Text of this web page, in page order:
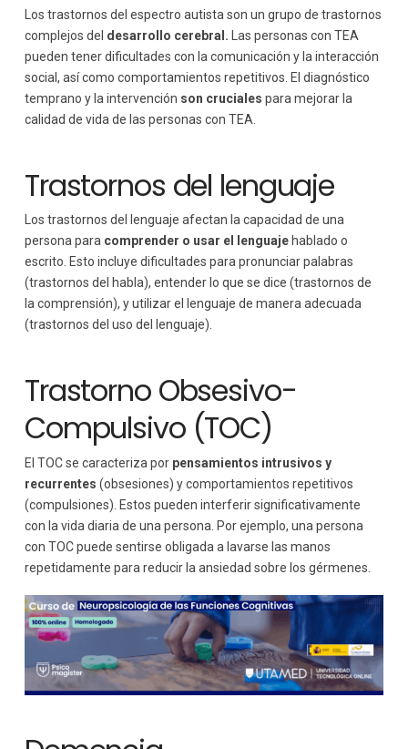
Los trastornos del espectro autista son un grupo de trastornos
complejos del desarrollo cerebral. Las personas con TEA
pueden tener dificultades con la comunicación y la interacción
social, así como comportamientos repetitivos. El diagnóstico
temprano y la intervención son cruciales para mejorar la
calidad de vida de las personas con TEA.
Trastornos del lenguaje
Los trastornos del lenguaje afectan la capacidad de una
persona para comprender o usar el lenguajehablado o
escrito. Esto incluye dificultades para pronunciar palabras
(trastornos del habla), entender lo que se dice (trastornos de
la comprensión), y utilizar el lenguaje de manera adecuada
(trastornos del uso del lenguaje).
Trastorno Obsesivo-
Compulsivo (TOC)
El TOC se caracteriza por pensamientos intrusivos y
recurrentes (obsesiones) y comportamientos repetitivos
(compulsiones). Estos pueden interferir significativamente
con la vida diaria de una persona. Por ejemplo, una persona
con TOC puede sentirse obligada a lavarse las manos
repetidamente para reducir la ansiedad sobre los gérmenes.